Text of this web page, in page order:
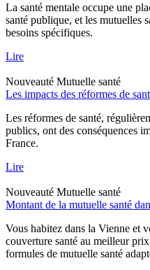
La santé mentale occupe une
santé publique, et les mutuelles
besoins spécifiques.
Lire
Nouveauté Mutuelle santé
Les impacts des réformes de
Les réformes de santé,
publics, ont des conséquences
France.
Lire
Nouveauté Mutuelle santé
Montant de la mutuelle santé
Vous habitez dans la Vienne et
couverture santé au meilleur
formules de mutuelle santé